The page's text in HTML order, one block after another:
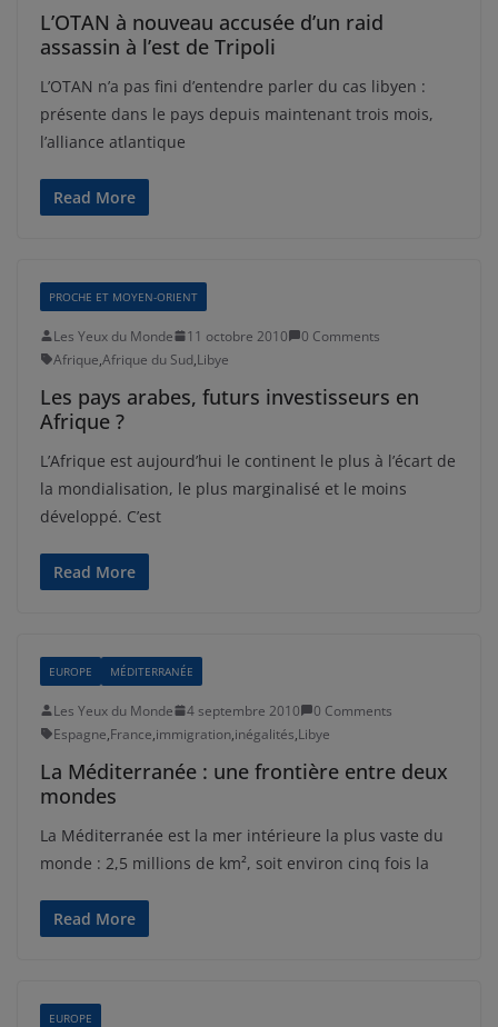
L’OTAN à nouveau accusée d’un raid
assassin à l’est de Tripoli
L’OTAN n’a pas fini d’entendre parler du cas libyen :
présente dans le pays depuis maintenant trois mois,
l’alliance atlantique
Read More
PROCHE ET MOYEN-ORIENT
Les Yeux du Monde 11 octobre 2010
0 Comments
Afrique,Afrique du Sud,Libye
Les pays arabes, futurs investisseurs en
Afrique ?
L’Afrique est aujourd’hui le continent le plus à l’écart de
la mondialisation, le plus marginalisé et le moins
développé. C’est
Read More
EUROPE MÉDITERRANÉE
Les Yeux du Monde 4 septembre 2010
0 Comments
Espagne,France,immigration,inégalités,Libye
La Méditerranée : une frontière entre deux
mondes
La Méditerranée est la mer intérieure la plus vaste du
monde : 2,5 millions de km², soit environ cinq fois la
Read More
EUROPE